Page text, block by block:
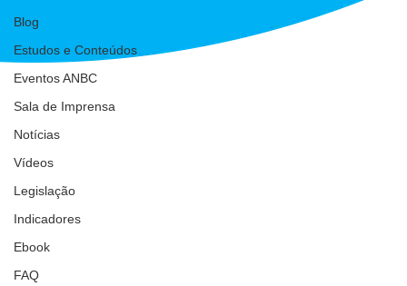
Blog
Estudos e Conteúdos
Eventos ANBC
Sala de Imprensa
Notícias
Vídeos
Legislação
Indicadores
Ebook
FAQ